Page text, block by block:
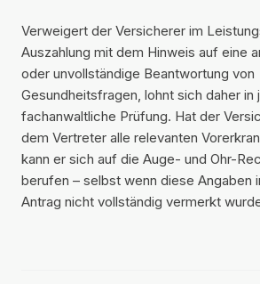
Verweigert der Versicherer im
Auszahlung mit dem Hinweis auf eine
oder unvollständige Beantwortung von
Gesundheitsfragen, lohnt sich daher in
fachanwaltliche Prüfung. Hat der
dem Vertreter alle relevanten
kann er sich auf die Auge- und Ohr-
berufen – selbst wenn diese Angaben
Antrag nicht vollständig vermerkt